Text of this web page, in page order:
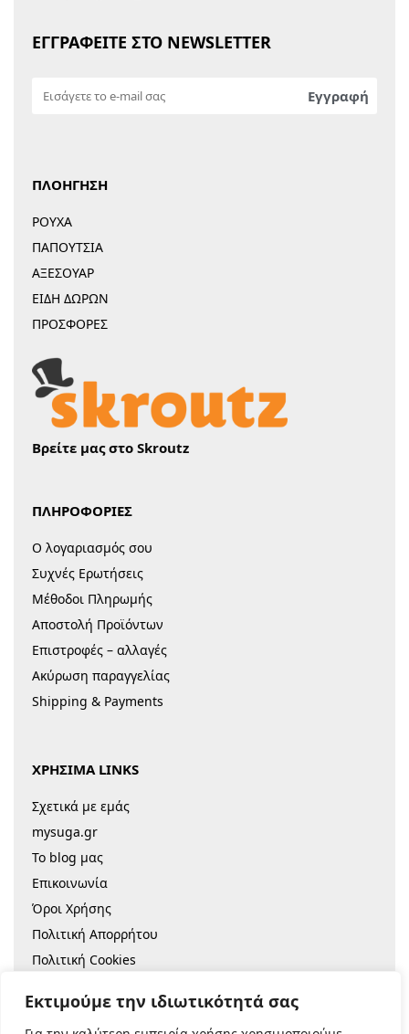
Εκτιμούμε την ιδιωτικότητά σας
ΕΓΓΡΑΦΕΙΤΕ ΣΤΟ NEWSLETTER
ΠΛΟΗΓΗΣΗ
ΡΟΥΧΑ
ΠΑΠΟΥΤΣΙΑ
ΑΞΕΣΟΥΑΡ
ΕΙΔΗ ΔΩΡΩΝ
ΠΡΟΣΦΟΡΕΣ
Βρείτε μας στο Skroutz
ΠΛΗΡΟΦΟΡΙΕΣ
Ο λογαριασμός σου
Συχνές Ερωτήσεις
Μέθοδοι Πληρωμής
Αποστολή Προϊόντων
Επιστροφές – αλλαγές
Ακύρωση παραγγελίας
Shipping & Payments
ΧΡΗΣΙΜΑ LINKS
Σχετικά με εμάς
mysuga.gr
Το blog μας
Επικοινωνία
Όροι Χρήσης
Πολιτική Απορρήτου
Πολιτική Cookies